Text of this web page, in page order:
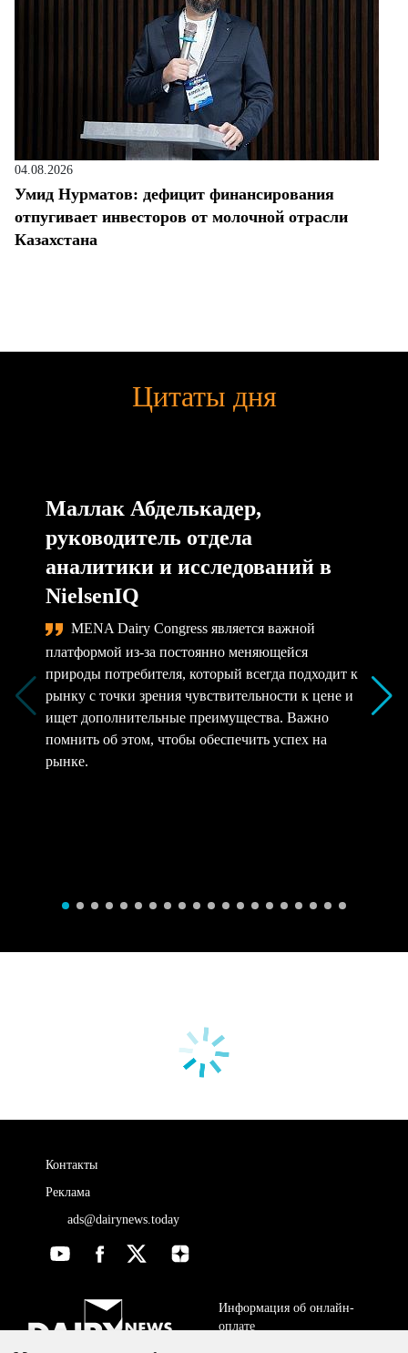
04.08.2026
Умид Нурматов: дефицит финансирования
отпугивает инвесторов от молочной отрасли
Казахстана
Цитаты дня
Маллак Абделькадер,
руководитель отдела
аналитики и исследований в
NielsenIQ
MENA Dairy Congress является важной
платформой из-за постоянно меняющейся
природы потребителя, который всегда подходит к
рынку с точки зрения чувствительности к цене и
ищет дополнительные преимущества. Важно
помнить об этом, чтобы обеспечить успех на
рынке.
Контакты
Реклама
ads@dairynews.today
Информация об онлайн-
оплате